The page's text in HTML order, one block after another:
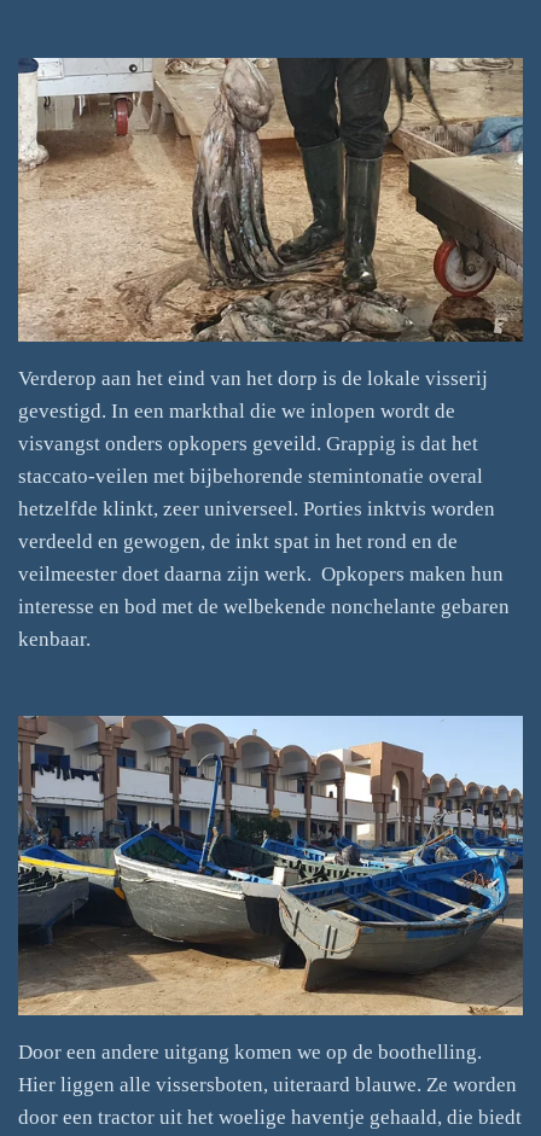
Verderop aan het eind van het dorp is de lokale visserij
gevestigd. In een markthal die we inlopen wordt de
visvangst onders opkopers geveild. Grappig is dat het
staccato-veilen met bijbehorende stemintonatie overal
hetzelfde klinkt, zeer universeel. Porties inktvis worden
verdeeld en gewogen, de inkt spat in het rond en de
veilmeester doet daarna zijn werk. Opkopers maken hun
interesse en bod met de welbekende nonchelante gebaren
kenbaar.
Door een andere uitgang komen we op de boothelling.
Hier liggen alle vissersboten, uiteraard blauwe. Ze worden
door een tractor uit het woelige haventje gehaald, die biedt